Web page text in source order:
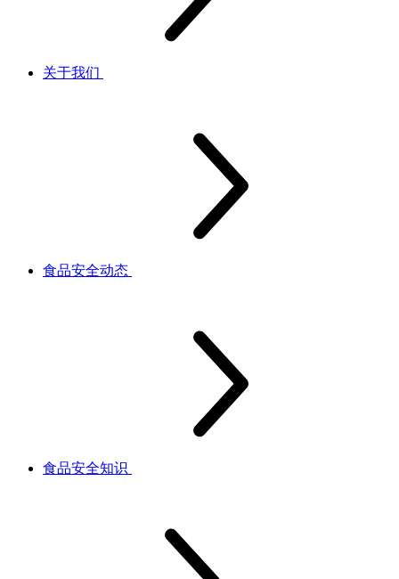
关于我们
食品安全动态
食品安全知识